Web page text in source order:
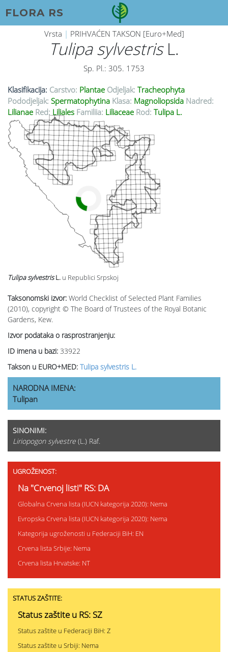
FLORA RS
Vrsta | PRIHVAĆEN TAKSON [Euro+Med]
Tulipa sylvestrisL.
Sp. Pl.: 305. 1753
Klasifikacija: Carstvo: Plantae Odjeljak: Tracheophyta
Pododjeljak: Spermatophytina Klasa: Magnoliopsida Nadred:
Lilianae Red: Liliales Familija: Liliaceae Rod: Tulipa L.
Taksonomski izvor: World Checklist of Selected Plant Families
(2010), copyright © The Board of Trustees of the Royal Botanic
Gardens, Kew.
Izvor podataka o rasprostranjenju:
ID imena u bazi: 33922
Takson u EURO+MED: Tulipa sylvestris L.
Tulipa sylvestrisL. u Republici Srpskoj
NARODNA IMENA:
Tulipan
SINONIMI:
Liriopogon sylvestre (L.) Raf.
UGROŽENOST:
Na "Crvenoj listi" RS: DA
Globalna Crvena lista (IUCN kategorija 2020): Nema
Evropska Crvena lista (IUCN kategorija 2020): Nema
Kategorija ugroženosti u Federaciji BiH: EN
Crvena lista Srbije: Nema
Crvena lista Hrvatske: NT
STATUS ZAŠTITE:
Status zaštite u RS: SZ
Status zaštite u Federaciji BiH: Z
Status zaštite u Srbiji: Nema